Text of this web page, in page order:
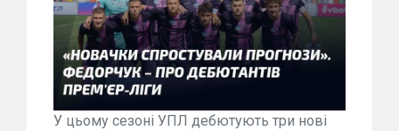
У цьому сезоні УПЛ дебютують три нові